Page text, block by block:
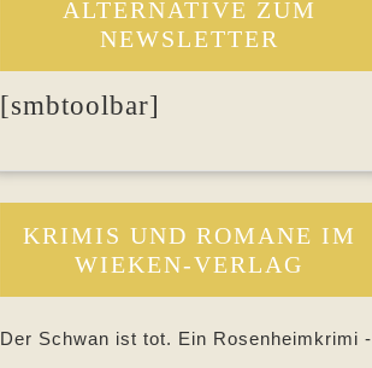
ALTERNATIVE ZUM
NEWSLETTER
[smbtoolbar]
KRIMIS UND ROMANE IM
WIEKEN-VERLAG
Der Schwan ist tot. Ein Rosenheimkrimi -